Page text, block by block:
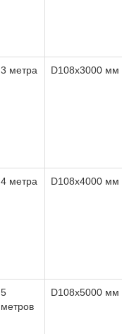
3 метра D108х3000 мм
4 метра D108х4000 мм
5
метров
D108х5000 мм